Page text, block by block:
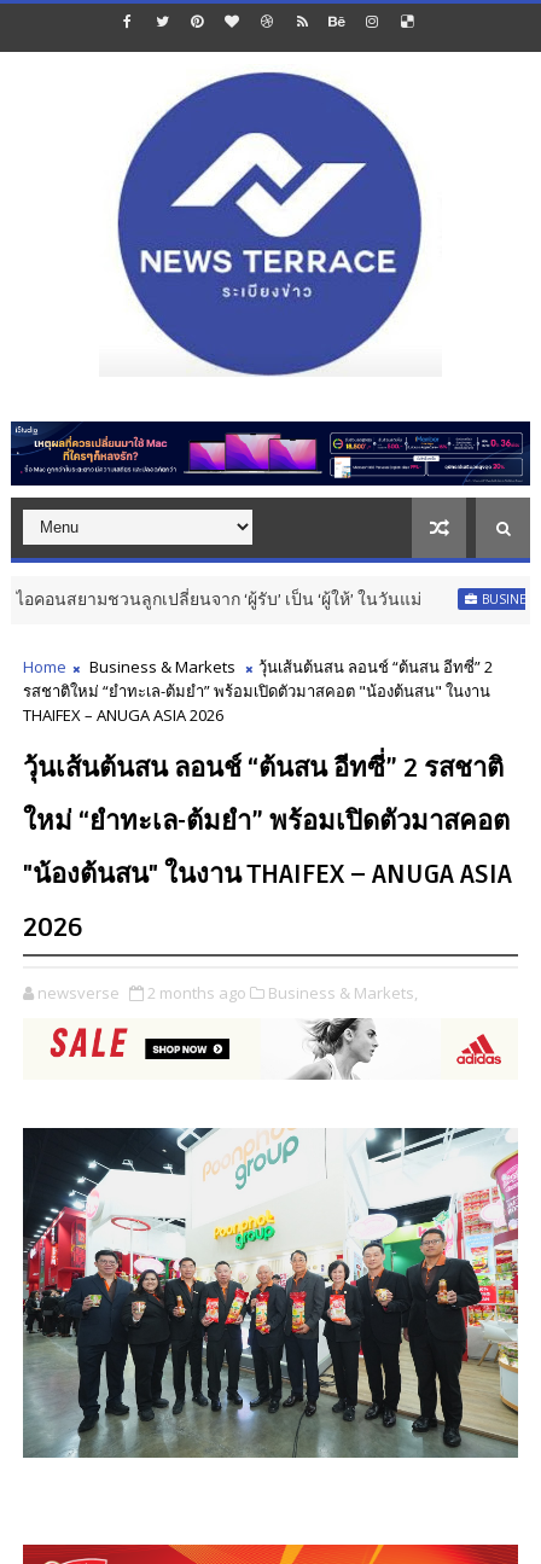
ยามชวนลูกเปลี่ยนจาก ‘ผู้รับ’ เป็น ‘ผู้ให้’ ในวันแม่ BUSINESS & MARKETS
Home Business & Markets
วุ้นเส้นต้นสน ลอนช์ “ต้นสน อีทซี่” 2
รสชาติใหม่ “ยำทะเล-ต้มยำ” พร้อมเปิดตัวมาสคอต "น้องต้นสน" ในงาน
THAIFEX – ANUGA ASIA 2026
วุ้นเส้นต้นสน ลอนช์ “ต้นสน อีทซี่” 2 รสชาติ
ใหม่ “ยำทะเล-ต้มยำ” พร้อมเปิดตัวมาสคอต
"น้องต้นสน" ในงาน THAIFEX – ANUGA ASIA
2026
newsverse 2 months ago Business & Markets,